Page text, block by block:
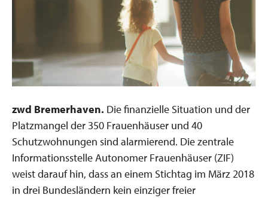
zwd Bremerhaven. Die finanzielle Situation und der
Platzmangel der 350 Frauenhäuser und 40
Schutzwohnungen sind alarmierend. Die zentrale
Informationsstelle Autonomer Frauenhäuser (ZIF)
weist darauf hin, dass an einem Stichtag im März 2018
in drei Bundesländern kein einziger freier